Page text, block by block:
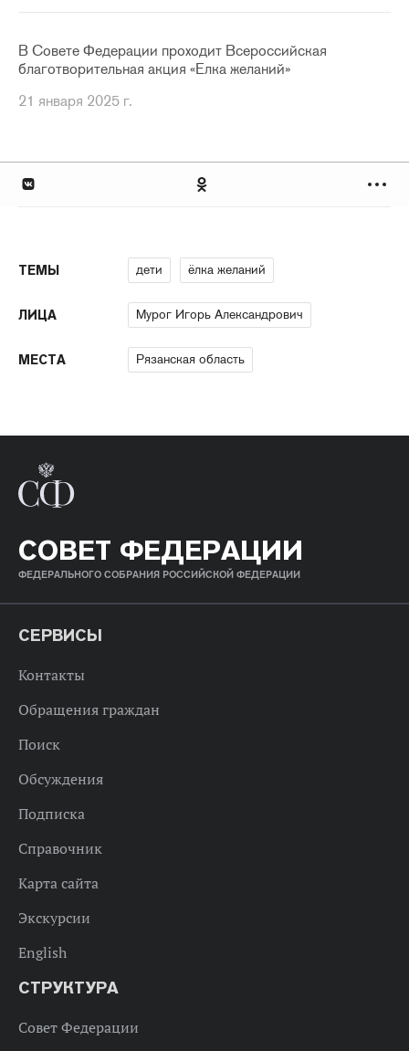
В Совете Федерации проходит Всероссийская
благотворительная акция «Елка желаний»
21 января 2025 г.
ТЕМЫ дети ёлка желаний
ЛИЦА Мурог Игорь Александрович
МЕСТА Рязанская область
СОВЕТ ФЕДЕРАЦИИ
ФЕДЕРАЛЬНОГО СОБРАНИЯ РОССИЙСКОЙ ФЕДЕРАЦИИ
СЕРВИСЫ
Контакты
Обращения граждан
Поиск
Обсуждения
Подписка
Справочник
Карта сайта
Экскурсии
English
СТРУКТУРА
Совет Федерации